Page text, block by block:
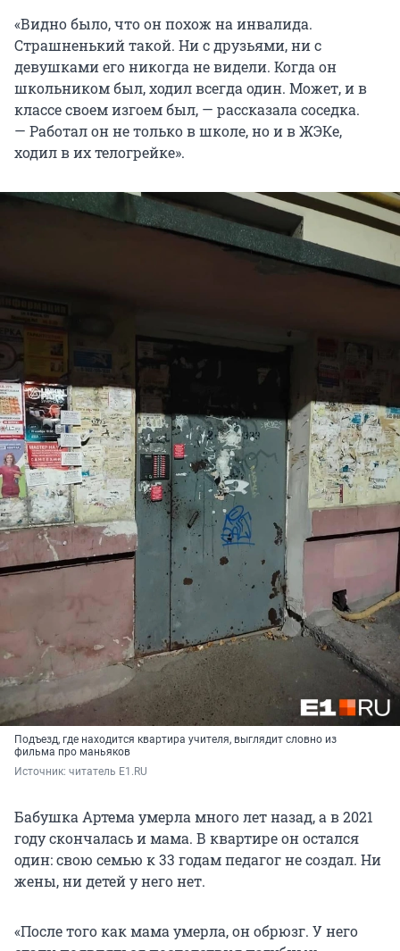
«Видно было, что он похож на инвалида.
Страшненький такой. Ни с друзьями, ни с
девушками его никогда не видели. Когда он
школьником был, ходил всегда один. Может, и в
классе своем изгоем был, — рассказала соседка.
— Работал он не только в школе, но и в ЖЭКе,
ходил в их телогрейке».
Подъезд, где находится квартира учителя, выглядит словно из
фильма про маньяков
Источник: читатель E1.RU
Бабушка Артема умерла много лет назад, а в 2021
году скончалась и мама. В квартире он остался
один: свою семью к 33 годам педагог не создал. Ни
жены, ни детей у него нет.
«После того как мама умерла, он обрюзг. У него